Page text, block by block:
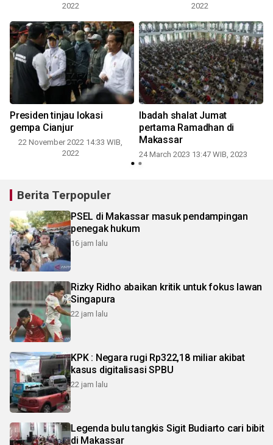
2022
2022
Presiden tinjau lokasi
gempa Cianjur
22 November 2022 14:33 WIB,
2022
Ibadah shalat Jumat
pertama Ramadhan di
Makassar
24 March 2023 13:47 WIB, 2023
Berita Terpopuler
PSEL di Makassar masuk pendampingan
penegak hukum
16 jam lalu
Rizky Ridho abaikan kritik untuk fokus lawan
Singapura
22 jam lalu
KPK : Negara rugi Rp322,18 miliar akibat
kasus digitalisasi SPBU
22 jam lalu
Legenda bulu tangkis Sigit Budiarto cari bibit
di Makassar